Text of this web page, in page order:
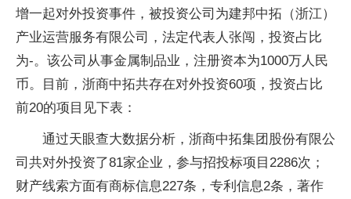
增一起对外投资事件，被投资公司为建邦中拓（浙江）
产业运营服务有限公司，法定代表人张闯，投资占比
为-。该公司从事金属制品业，注册资本为1000万人民
币。目前，浙商中拓共存在对外投资60项，投资占比
前20的项目见下表：
通过天眼查大数据分析，浙商中拓集团股份有限公
司共对外投资了81家企业，参与招投标项目2286次；
财产线索方面有商标信息227条，专利信息2条，著作